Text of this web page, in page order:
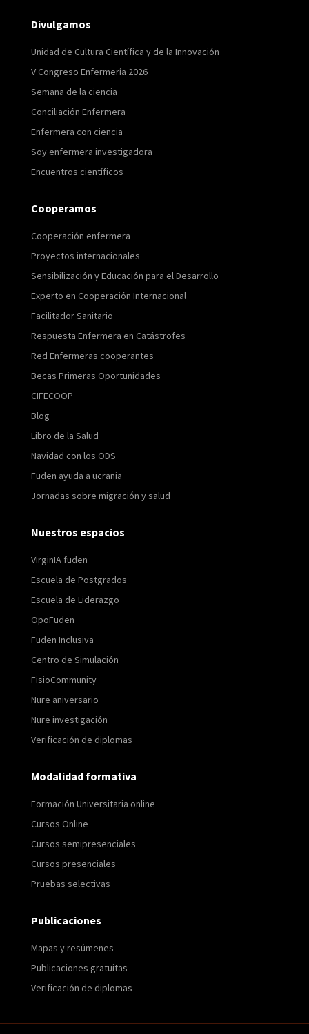
Divulgamos
Unidad de Cultura Científica y de la Innovación
V Congreso Enfermería 2026
Semana de la ciencia
Conciliación Enfermera
Enfermera con ciencia
Soy enfermera investigadora
Encuentros científicos
Cooperamos
Cooperación enfermera
Proyectos internacionales
Sensibilización y Educación para el Desarrollo
Experto en Cooperación Internacional
Facilitador Sanitario
Respuesta Enfermera en Catástrofes
Red Enfermeras cooperantes
Becas Primeras Oportunidades
CIFECOOP
Blog
Libro de la Salud
Navidad con los ODS
Fuden ayuda a ucrania
Jornadas sobre migración y salud
Nuestros espacios
VirginIA fuden
Escuela de Postgrados
Escuela de Liderazgo
OpoFuden
Fuden Inclusiva
Centro de Simulación
FisioCommunity
Nure aniversario
Nure investigación
Verificación de diplomas
Modalidad formativa
Formación Universitaria online
Cursos Online
Cursos semipresenciales
Cursos presenciales
Pruebas selectivas
Publicaciones
Mapas y resúmenes
Publicaciones gratuitas
Verificación de diplomas